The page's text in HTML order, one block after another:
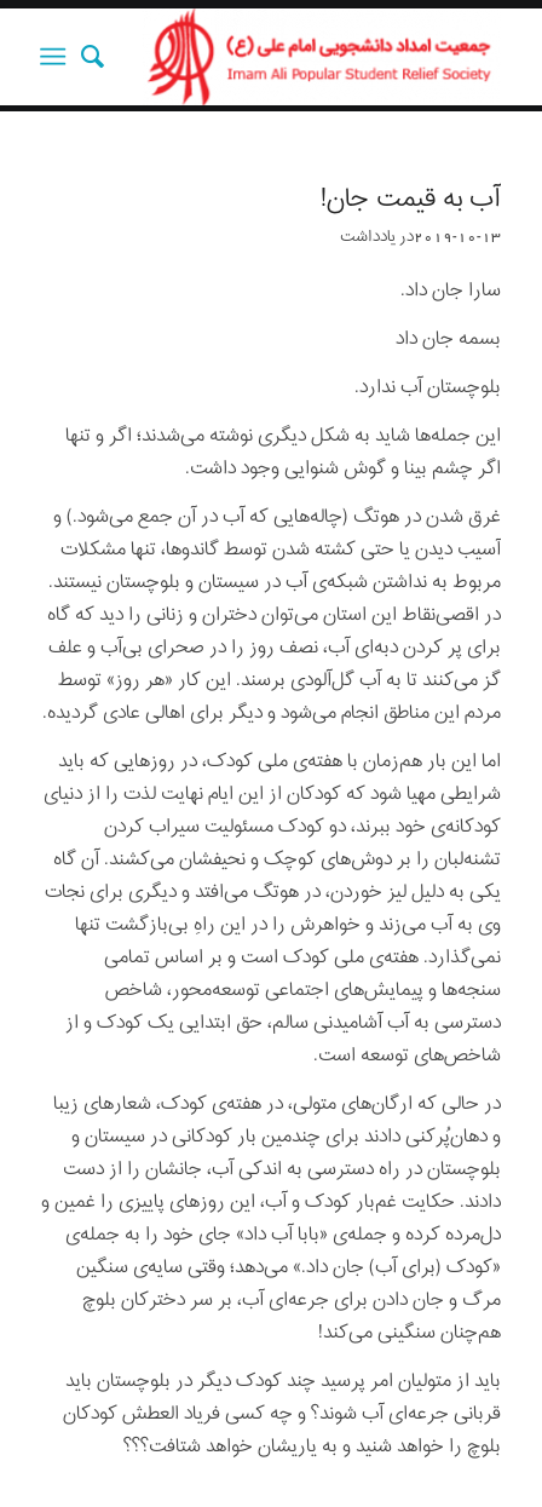
آب به قیمت جان!
2019-10-13دریادداشت‌‌‌‌‌‌‌
سارا جان داد.
بسمه جان داد
بلوچستان آب ندارد.
این جمله‌ها شاید به شکل دیگری نوشته می‌شدند؛ اگر و تنها
اگر چشم بینا و گوش شنوایی وجود داشت.
غرق شدن در هوتگ (چاله‌هایی که آب در آن جمع می‌شود.) و
آسیب دیدن یا حتی کشته شدن توسط گاندوها، تنها مشکلات
مربوط به نداشتن شبکه‌ی آب در سیستان و بلوچستان نیستند.
در اقصی‌نقاط این استان می‌توان دختران و زنانی را دید که گاه
برای پر کردن دبه‌ای آب، نصف روز را در صحرای بی‌آب و علف
گز می‌کنند تا به آب گل‌آلودی برسند. این کار «هر روز» توسط
مردم این مناطق انجام می‌شود و دیگر برای اهالی عادی گردیده.
اما این بار هم‌زمان با هفته‌ی ملی کودک، در روزهایی که باید
شرایطی مهیا شود که کودکان از این ایام نهایت لذت را از دنیای
کودکانه‌ی خود ببرند، دو کودک مسئولیت سیراب کردن
تشنه‌لبان را بر دوش‌های کوچک و نحیفشان می‌کشند. آن گاه
یکی به دلیل لیز خوردن، در هوتگ می‌افتد و دیگری برای نجات
وی به آب می‌زند و خواهرش را در این راهِ بی‌بازگشت تنها
نمی‌گذارد. هفته‌ی ملی کودک است و بر اساس تمامی
سنجه‌ها و پیمایش‌های اجتماعی توسعه‌محور، شاخص
دسترسی به آب آشامیدنی سالم، حق ابتدایی یک کودک و از
شاخص‌های توسعه است.
در حالی که ارگان‌های متولی، در هفته‌ی کودک، شعارهای زیبا
و دهان‌پُرکنی دادند برای چندمین بار کودکانی در سیستان و
بلوچستان در راه دسترسی به اندکی آب، جانشان را از دست
دادند. حکایت غم‌بار کودک و آب، این روزهای پاییزی را غمین و
دل‌مرده کرده و جمله‌ی «بابا آب داد» جای خود را به جمله‌ی
«کودک (برای آب) جان داد.» می‌دهد؛ وقتی سایه‌ی سنگین
مرگ و جان دادن برای جرعه‌ای آب، بر سر دخترکان بلوچ
هم‌چنان سنگینی می‌کند!
باید از متولیان امر پرسید چند کودک دیگر در بلوچستان باید
قربانی جرعه‌ای آب شوند؟ و چه کسی فریاد العطش کودکان
بلوچ را خواهد شنید و به یاریشان خواهد شتافت؟؟؟